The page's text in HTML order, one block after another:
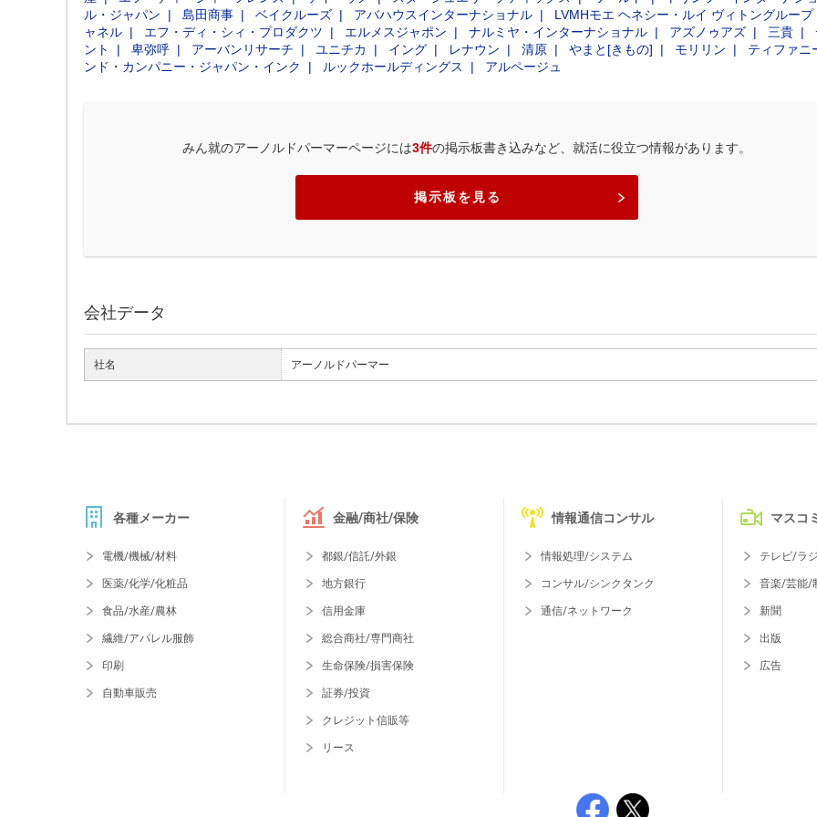
ル・ジャパン
島田商事 ベイクルーズ アバハウスインターナショナル LVMHモエ ヘネシー・ルイ ヴィトングループ
ャネル
エフ・ディ・シィ・プロダクツ エルメスジャポン ナルミヤ・インターナショナル アズノゥアズ 三貴
ント
卑弥呼 アーバンリサーチ ユニチカ イング レナウン 清原 やまと[きもの] モリリン
ティファニ
ンド・カンパニー・ジャパン・インク
ルックホールディングス アルページュ
みん就のアーノルドパーマーページには3件の掲示板書き込みなど、就活に役立つ情報があります。
掲示板を見る
会社データ
社名 アーノルドパーマー
各種メーカー
電機/機械/材料
医薬/化学/化粧品
食品/水産/農林
繊維/アパレル服飾
印刷
自動車販売
金融/商社/保険
都銀/信託/外銀
地方銀行
信用金庫
総合商社/専門商社
生命保険/損害保険
証券/投資
クレジット信販等
リース
情報通信コンサル
情報処理/システム
コンサル/シンクタンク
通信/ネットワーク
マスコミ
テレビ/ラ
音楽/芸能/
新聞
出版
広告